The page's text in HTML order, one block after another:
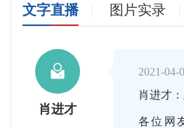
文字直播 图片实录

肖进才
2021-04-
肖进才
各位网